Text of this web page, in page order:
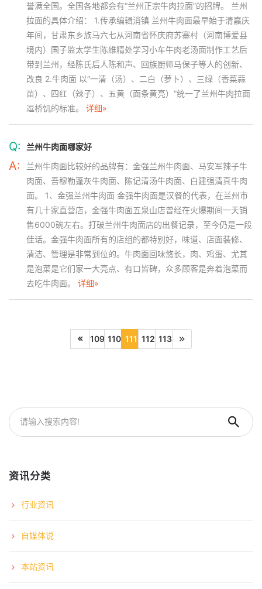
誉满全国。全国各地都会有“兰州正宗牛肉拉面”的招牌。 兰州
拉面的具体介绍： 1.传承编辑消镇 兰州牛肉面最早始于清嘉庆
年间，甘肃东乡族马六七从河南省怀庆府苏寨村（河南博爱县
境内）国子监太学生陈维精处学习小车牛肉老汤面制作工艺后
带到兰州，经陈氏后人陈和声、回族厨师马保子等人的创新、
改良 2.牛肉面 以“一清（汤）、二白（萝卜）、三绿（香菜蒜
苗）、四红（辣子）、五黄（面条黄亮）”统一了兰州牛肉拉面
逗桥饥的标准。 详细»
Q: 兰州牛肉面哪家好
A:
兰州牛肉面比较好的品牌有：金强兰州牛肉面、马安军辣子牛
肉面、吾穆勒蓬灰牛肉面、陈记清汤牛肉面、白建强清真牛肉
面。 1、金强兰州牛肉面 金强牛肉面是汉餐的代表，在兰州市
有几十家直营店，金强牛肉面五泉山店曾经在火爆期间一天销
售6000碗左右。打破兰州牛肉面店的出餐记录，至今仍是一段
佳话。金强牛肉面所有的店组的都特别好，味道、店面装修、
清洁、管理是非常到位的。牛肉面回味悠长，肉、鸡蛋、尤其
是泡菜是它们家一大亮点、有口皆碑，众多顾客是奔着泡菜而
去吃牛肉面。 详细»
109 110 111 112 113
资讯分类
行业资讯
自媒体说
本站资讯